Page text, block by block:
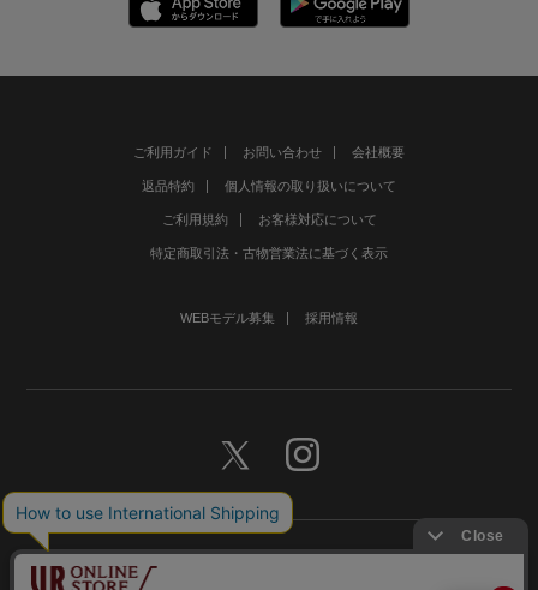
ご利用ガイド お問い合わせ 会社概要
返品特約 個人情報の取り扱いについて
ご利用規約 お客様対応について
特定商取引法・古物営業法に基づく表示
WEBモデル募集 採用情報